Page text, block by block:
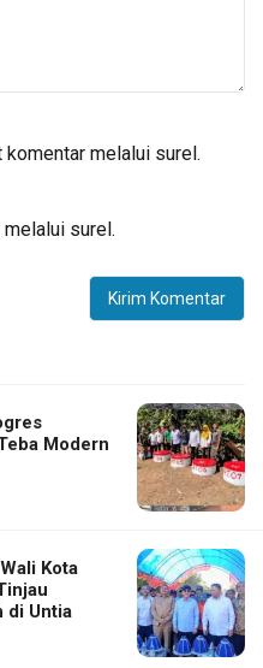
komentar melalui surel.
melalui surel.
Modern
Kota
di Untia